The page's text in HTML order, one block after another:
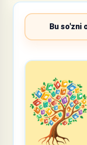
Bu so'zni